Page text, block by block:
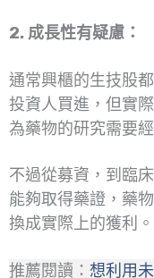
2. 成長性有疑慮：
通常興櫃的生技股
投資人買進，但實
為藥物的研究需要
不過從募資，到臨
能夠取得藥證，藥
換成實際上的獲利。
推薦閱讀： 想利用